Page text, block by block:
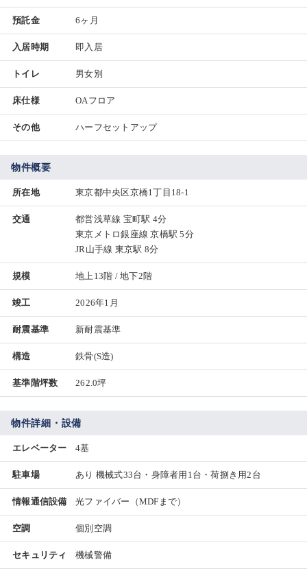
預託金 6ヶ月
入居時期 即入居
トイレ 男女別
床仕様 OAフロア
その他 ハーフセットアップ
物件概要
所在地 東京都中央区京橋1丁目18-1
交通
都営浅草線 宝町駅 4分
東京メトロ銀座線 京橋駅 5分
JR山手線 東京駅 8分
規模 地上13階 / 地下2階
竣工 2026年1月
耐震基準 新耐震基準
構造 鉄骨(S造)
基準階坪数 262.0坪
物件詳細・設備
エレベーター 4基
駐車場 あり 機械式33台・身障者用1台・荷捌き用2台
情報通信設備 光ファイバー（MDFまで）
空調 個別空調
セキュリティ 機械警備